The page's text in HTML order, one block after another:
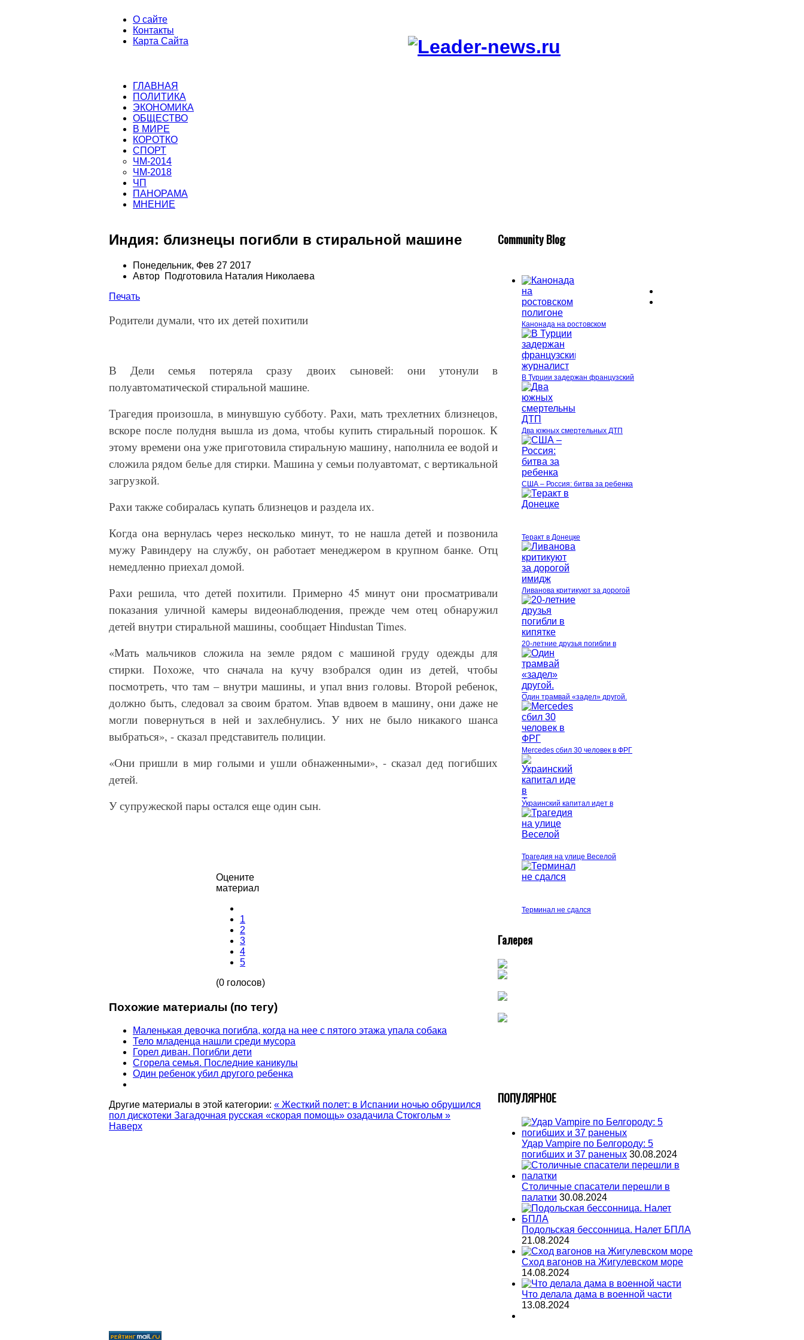
О сайте
Контакты
Карта Сайта
ГЛАВНАЯ
ПОЛИТИКА
ЭКОНОМИКА
ОБЩЕСТВО
В МИРЕ
КОРОТКО
СПОРТ
ЧМ-2014
ЧМ-2018
ЧП
ПАНОРАМА
МНЕНИЕ
Индия: близнецы погибли в стиральной машине
Понедельник, Фев 27 2017
Автор Подготовила Наталия Николаева
Печать
Родители думали, что их детей похитили
В Дели семья потеряла сразу двоих сыновей: они утонули в
полуавтоматической стиральной машине.
Трагедия произошла, в минувшую субботу. Рахи, мать трехлетних близнецов,
вскоре после полудня вышла из дома, чтобы купить стиральный порошок. К
этому времени она уже приготовила стиральную машину, наполнила ее водой и
сложила рядом белье для стирки. Машина у семьи полуавтомат, с вертикальной
загрузкой.
Рахи также собиралась купать близнецов и раздела их.
Когда она вернулась через несколько минут, то не нашла детей и позвонила
мужу Равиндеру на службу, он работает менеджером в крупном банке. Отц
немедленно приехал домой.
Рахи решила, что детей похитили. Примерно 45 минут они просматривали
показания уличной камеры видеонаблюдения, прежде чем отец обнаружил
детей внутри стиральной машины, сообщает Hindustan Times.
«Мать мальчиков сложила на земле рядом с машиной груду одежды для
стирки. Похоже, что сначала на кучу взобрался один из детей, чтобы
посмотреть, что там – внутри машины, и упал вниз головы. Второй ребенок,
должно быть, следовал за своим братом. Упав вдвоем в машину, они даже не
могли повернуться в ней и захлебнулись. У них не было никакого шанса
выбраться», - сказал представитель полиции.
«Они пришли в мир голыми и ушли обнаженными», - сказал дед погибших
детей.
У супружеской пары остался еще один сын.
Оцените
материал
1
2
3
4
5
(0 голосов)
Похожие материалы (по тегу)
Маленькая девочка погибла, когда на нее с пятого этажа упала собака
Тело младенца нашли среди мусора
Горел диван. Погибли дети
Сгорела семья. Последние каникулы
Один ребенок убил другого ребенка
Другие материалы в этой категории: « Жесткий полет: в Испании ночью обрушился
пол дискотеки Загадочная русская «скорая помощь» озадачила Стокгольм »
Наверх
Community Blog
Канонада на ростовском
В Турции задержан французский
Два южных смертельных ДТП
США – Россия: битва за ребенка
Теракт в Донецке
Ливанова критикуют за дорогой
20-летние друзья погибли в
Один трамвай «задел» другой.
Mercedes сбил 30 человек в ФРГ
Украинский капитал идет в
Трагедия на улице Веселой
Терминал не сдался
Галерея
ПОПУЛЯРНОЕ
Удар Vampire по Белгороду: 5
погибших и 37 раненых 30.08.2024
Столичные спасатели перешли в
палатки 30.08.2024
Подольская бессонница. Налет БПЛА
21.08.2024
Сход вагонов на Жигулевском море
14.08.2024
Что делала дама в военной части
13.08.2024